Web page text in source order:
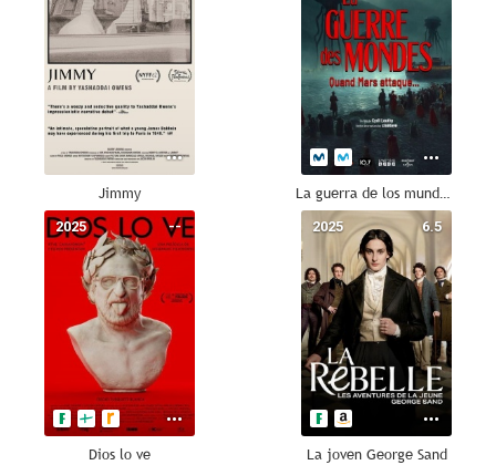
Jimmy La guerra de los mundos: una novela profética
--
2025
Dios lo ve
6.5
2025
La joven George Sand